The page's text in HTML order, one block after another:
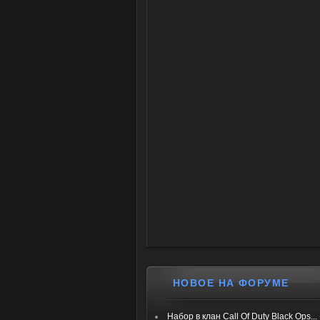
НОВОЕ НА ФОРУМЕ
Набор в клан Call Of Duty Black Ops...